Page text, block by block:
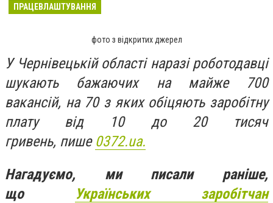
ПРАЦЕВЛАШТУВАННЯ
фото з відкритих джерел
У Чернівецькій області наразі роботодавці
шукають бажаючих на майже 700
вакансій, на 70 з яких обіцяють заробітну
плату від 10 до 20 тисяч
гривень, пише 0372.ua.
Нагадуємо, ми писали раніше,
що
Українських заробітчан